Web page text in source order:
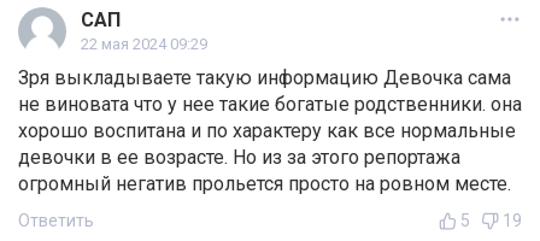
САП
22 мая 2024 09:29
Зря выкладываете такую информацию Девочка сама
не виновата что у нее такие богатые родственники. она
хорошо воспитана и по характеру как все нормальные
девочки в ее возрасте. Но из за этого репортажа
огромный негатив прольется просто на ровном месте.
Ответить 5 19